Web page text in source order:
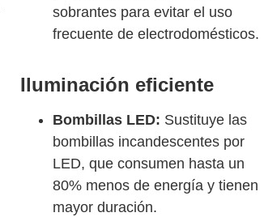
sobrantes para evitar el uso
frecuente de electrodomésticos.
Iluminación eficiente
Bombillas LED: Sustituye las
bombillas incandescentes por
LED, que consumen hasta un
80% menos de energía y tienen
mayor duración.